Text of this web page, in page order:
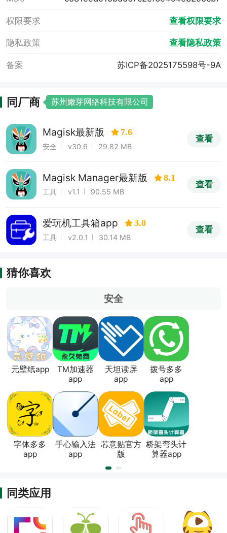
权限要求 查看权限要求
隐私政策 查看隐私政策
备案 苏ICP备2025175598号-9A
同厂商 苏州嫩芽网络科技有限公司
Magisk最新版 7.6
安全 v30.6 29.82 MB
查看
Magisk Manager最新版 8.1
工具 v1.1 90.55 MB
查看
爱玩机工具箱app 3.0
工具 v2.0.1 30.14 MB
查看
猜你喜欢
安全
元壁纸app
TM加速器
app
天坦读屏
app
拨号多多
app
字体多多
app
手心输入法
app
芯意贴官方
版
桥架弯头计
算器app
同类应用